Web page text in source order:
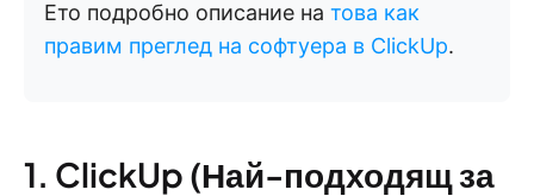
Ето подробно описание на това как
правим преглед на софтуера в ClickUp.
1. ClickUp (Най-подходящ за